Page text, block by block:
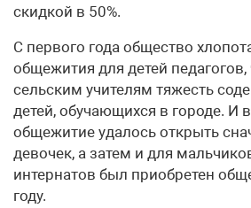
скидкой в 50%.
С первого года общество
общежития для детей педагогов,
сельским учителям тяжесть
детей, обучающихся в городе. И
общежитие удалось открыть
девочек, а затем и для
интернатов был приобретен
году.